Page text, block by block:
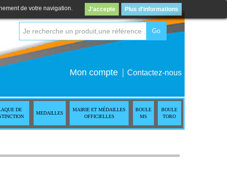
Go
Mon compte Contactez-nous
DE
MEDAILLES
MAIRIE ET MÉDAILLES
OFFICIELLES
BOULE
MS
BOULE
TORO
de votre navigation. J'accepte Plus d'informations